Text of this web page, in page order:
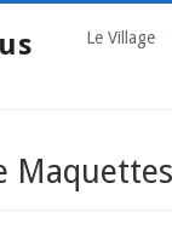
Le Village
Maquettes